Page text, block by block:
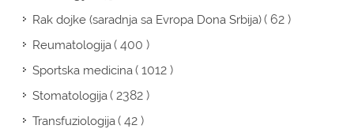
Rak dojke (saradnja sa Evropa Dona Srbija)( 62 )
Reumatologija( 400 )
Sportska medicina( 1012 )
Stomatologija( 2382 )
Transfuziologija( 42 )